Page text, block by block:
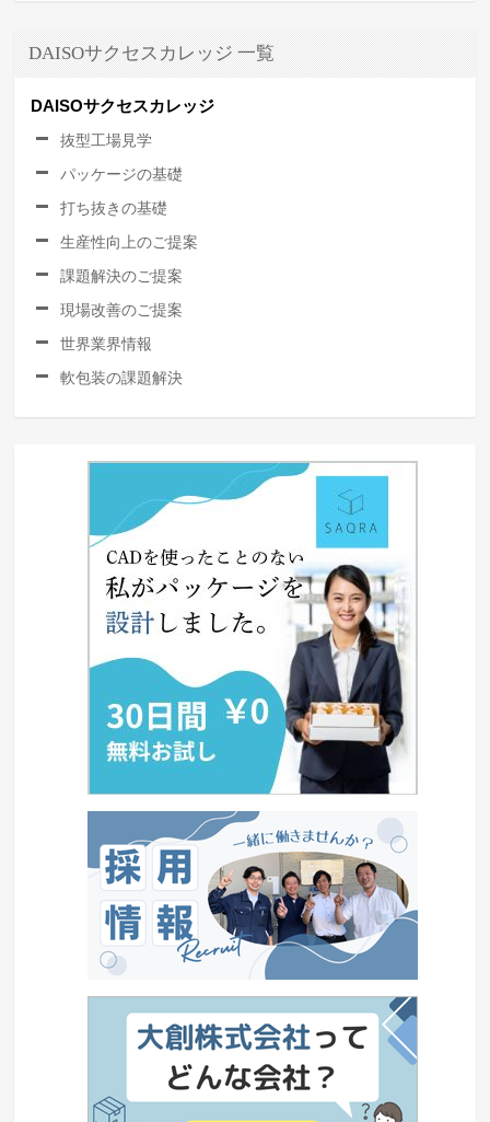
DAISOサクセスカレッジ 一覧
DAISOサクセスカレッジ
抜型工場見学
パッケージの基礎
打ち抜きの基礎
生産性向上のご提案
課題解決のご提案
現場改善のご提案
世界業界情報
軟包装の課題解決